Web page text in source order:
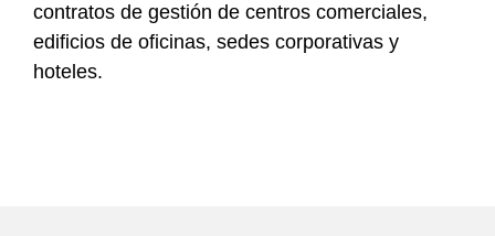
contratos de gestión de centros comerciales,
edificios de oficinas, sedes corporativas y
hoteles.